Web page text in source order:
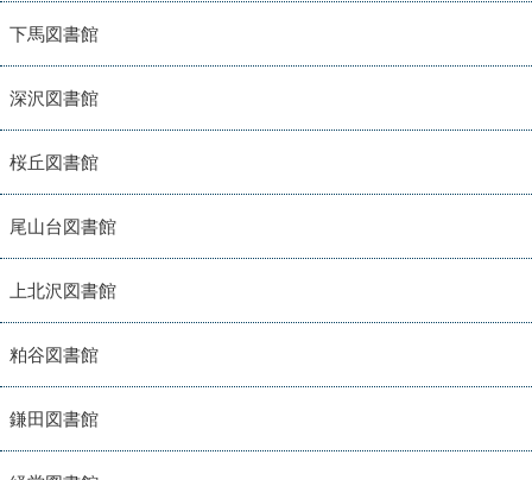
下馬図書館
深沢図書館
桜丘図書館
尾山台図書館
上北沢図書館
粕谷図書館
鎌田図書館